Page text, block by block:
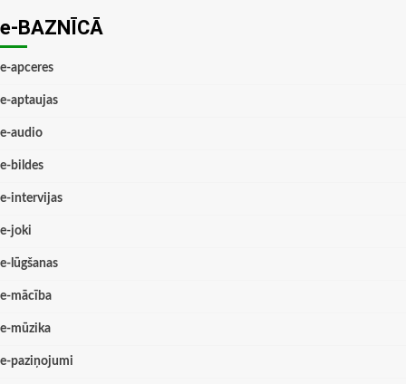
e-BAZNĪCĀ
e-apceres
e-aptaujas
e-audio
e-bildes
e-intervijas
e-joki
e-lūgšanas
e-mācība
e-mūzika
e-paziņojumi